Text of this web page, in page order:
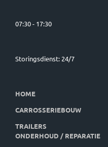
07:30 - 17:30
Storingsdienst: 24/7
HOME
CARROSSERIEBOUW
TRAILERS
ONDERHOUD / REPARATIE